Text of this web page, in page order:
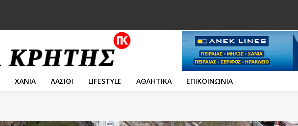
ΧΑΝΙΑ ΛΑΣΙΘΙ LIFESTYLE ΑΘΛΗΤΙΚΑ ΕΠΙΚΟΙΝΩΝΙΑ